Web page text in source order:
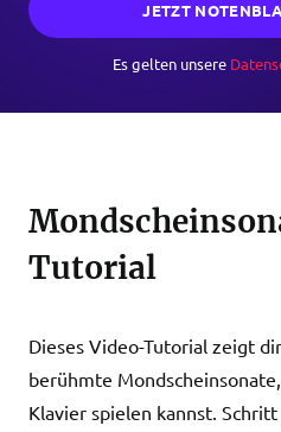
JETZT
Es gelten unsere
Tutorial
Dieses Video-Tutorial zeigt
berühmte
Klavier spielen kannst.